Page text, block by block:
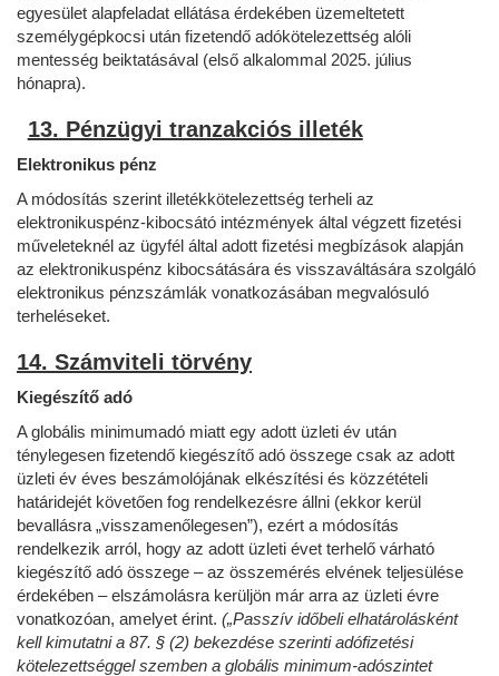
egyesület alapfeladat ellátása érdekében üzemeltetett
személygépkocsi után fizetendő adókötelezettség alóli
mentesség beiktatásával (első alkalommal 2025. július
hónapra).
13. Pénzügyi tranzakciós illeték
Elektronikus pénz
A módosítás szerint illetékkötelezettség terheli az
elektronikuspénz-kibocsátó intézmények által végzett fizetési
műveleteknél az ügyfél által adott fizetési megbízások alapján
az elektronikuspénz kibocsátására és visszaváltására szolgáló
elektronikus pénzszámlák vonatkozásában megvalósuló
terheléseket.
14. Számviteli törvény
Kiegészítő adó
A globális minimumadó miatt egy adott üzleti év után
ténylegesen fizetendő kiegészítő adó összege csak az adott
üzleti év éves beszámolójának elkészítési és közzétételi
határidejét követően fog rendelkezésre állni (ekkor kerül
bevallásra „visszamenőlegesen”), ezért a módosítás
rendelkezik arról, hogy az adott üzleti évet terhelő várható
kiegészítő adó összege – az összemérés elvének teljesülése
érdekében – elszámolásra kerüljön már arra az üzleti évre
vonatkozóan, amelyet érint. („Passzív időbeli elhatárolásként
kell kimutatni a 87. § (2) bekezdése szerinti adófizetési
kötelezettséggel szemben a globális minimum-adószintet